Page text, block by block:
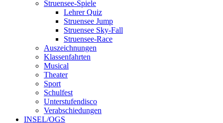
Struensee-Spiele
Lehrer Quiz
Struensee Jump
Struensee Sky-Fall
Struensee-Race
Auszeichnungen
Klassenfahrten
Musical
Theater
Sport
Schulfest
Unterstufendisco
Verabschiedungen
INSEL/OGS